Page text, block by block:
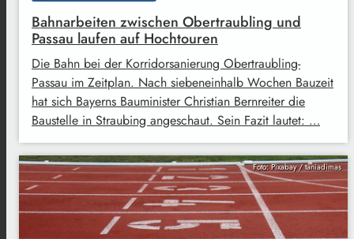
Bahnarbeiten zwischen Obertraubling und
Passau laufen auf Hochtouren
Die Bahn bei der Korridorsanierung Obertraubling-
Passau im Zeitplan. Nach siebeneinhalb Wochen Bauzeit
hat sich Bayerns Bauminister Christian Bernreiter die
Baustelle in Straubing angeschaut. Sein Fazit lautet: …
Foto: Pixabay / taniadimas